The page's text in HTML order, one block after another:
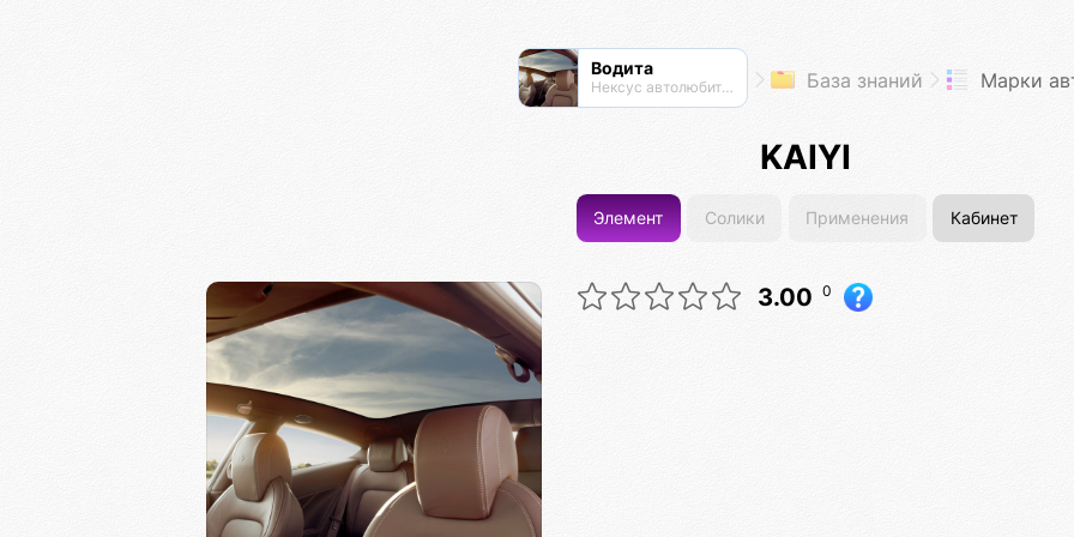
Водита
Нексус автолюбителей База знаний Марки
KAIYI
Элемент Солики Применения Кабинет
3.00 0